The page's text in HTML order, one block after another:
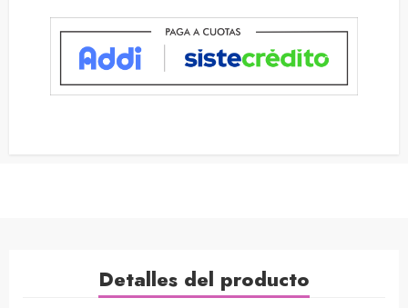
Detalles del producto